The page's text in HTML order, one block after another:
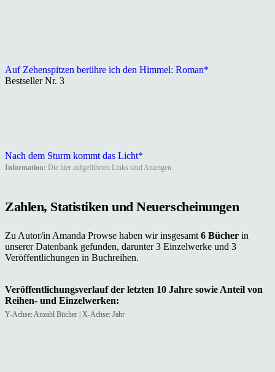
Auf Zehenspitzen berühre ich den Himmel: Roman*
Bestseller Nr. 3
Nach dem Sturm kommt das Licht*
Information: Die hier aufgeführten Links sind Anzeigen.
Zahlen, Statistiken und Neuerscheinungen
Zu Autor/in Amanda Prowse haben wir insgesamt 6 Bücher in
unserer Datenbank gefunden, darunter 3 Einzelwerke und 3
Veröffentlichungen in Buchreihen.
Veröffentlichungsverlauf der letzten 10 Jahre sowie Anteil von
Reihen- und Einzelwerken:
Y-Achse: Anzahl Bücher | X-Achse: Jahr